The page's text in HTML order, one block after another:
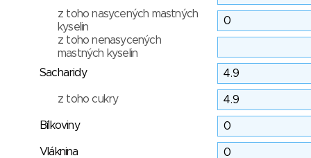
z toho nasycených mastných
kyselin
z toho nenasycených
mastných kyselin
Sacharidy
z toho cukry
Bílkoviny
Vláknina